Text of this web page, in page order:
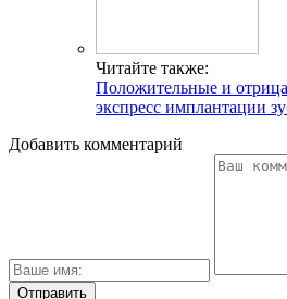
Читайте также:
Положительные и
экспресс имплантации
Добавить комментарий